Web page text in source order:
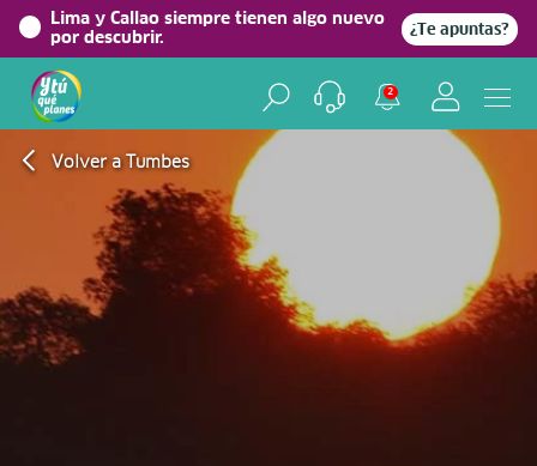
Lima y Callao siempre tienen algo nuevo
por descubrir.
¿Te apuntas?
2
Volver a Tumbes